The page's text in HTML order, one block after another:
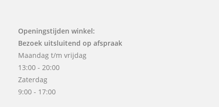
Openingstijden winkel:
Bezoek uitsluitend op afspraak
Maandag t/m vrijdag
13:00 - 20:00
Zaterdag
9:00 - 17:00